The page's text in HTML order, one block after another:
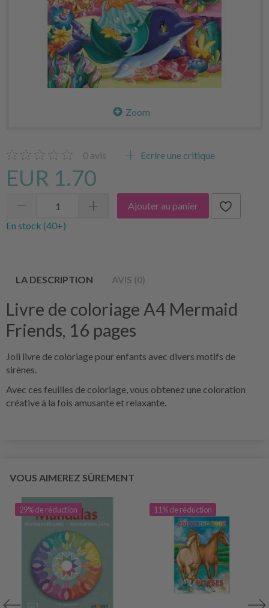
Zoom
0 avis Ecrire une critique
EUR 1.70
Ajouter au panier
En stock (40+)
LA DESCRIPTION AVIS (0)
Livre de coloriage A4 Mermaid
Friends, 16 pages
Joli livre de coloriage pour enfants avec divers motifs de
sirènes.
Avec ces feuilles de coloriage, vous obtenez une coloration
créative à la fois amusante et relaxante.
VOUS AIMEREZ SÛREMENT
29% de réduction 11% de réduction